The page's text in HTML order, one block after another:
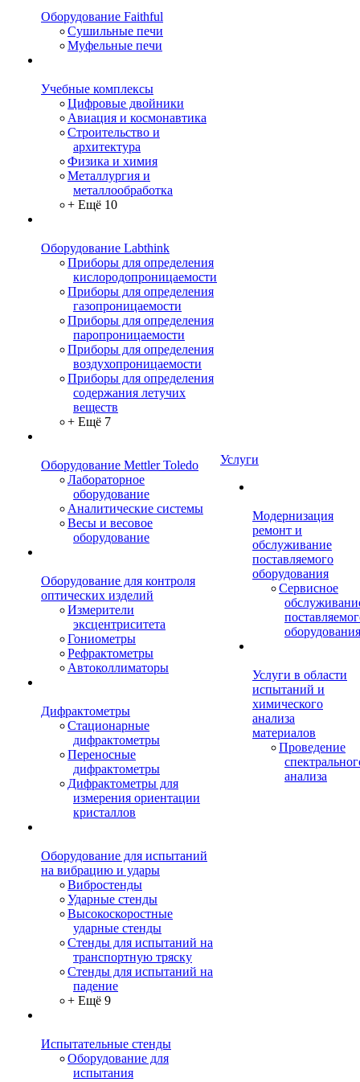
Оборудование Faithful
Сушильные печи
Муфельные печи
Учебные комплексы
Цифровые двойники
Авиация и космонавтика
Строительство и
архитектура
Физика и химия
Металлургия и
металлообработка
+ Ещё 10
Оборудование Labthink
Приборы для определения
кислородопроницаемости
Приборы для определения
газопроницаемости
Приборы для определения
паропроницаемости
Приборы для определения
воздухопроницаемости
Приборы для определения
содержания летучих
веществ
+ Ещё 7
Оборудование Mettler Toledo
Лабораторное
оборудование
Аналитические системы
Весы и весовое
оборудование
Оборудование для контроля
оптических изделий
Измерители
эксцентриситета
Гониометры
Рефрактометры
Автоколлиматоры
Дифрактометры
Стационарные
дифрактометры
Переносные
дифрактометры
Дифрактометры для
измерения ориентации
кристаллов
Оборудование для испытаний
на вибрацию и удары
Вибростенды
Ударные стенды
Высокоскоростные
ударные стенды
Стенды для испытаний на
транспортную тряску
Стенды для испытаний на
падение
+ Ещё 9
Испытательные стенды
Оборудование для
испытания
Услуги
Модернизация
ремонт и
обслуживание
поставляемого
оборудования
Сервисное
оборудования
Услуги в области
испытаний и
химического
анализа
материалов
Проведение
анализа